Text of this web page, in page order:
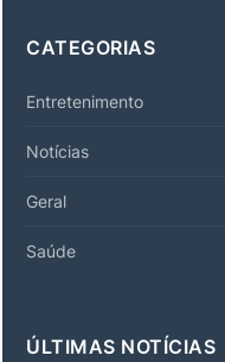
CATEGORIAS
Entretenimento
Notícias
Geral
Saúde
ÚLTIMAS NOTÍCIAS